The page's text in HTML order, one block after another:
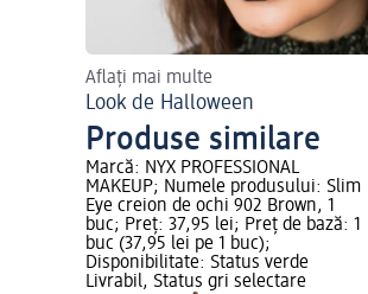
Aflați mai multe
Look de Halloween
Produse similare
Marcă: NYX PROFESSIONAL
MAKEUP; Numele produsului: Slim
Eye creion de ochi 902 Brown, 1
buc; Preț: 37,95 lei; Preț de bază: 1
buc (37,95 lei pe 1 buc);
Disponibilitate: Status verde
Livrabil, Status gri selectare